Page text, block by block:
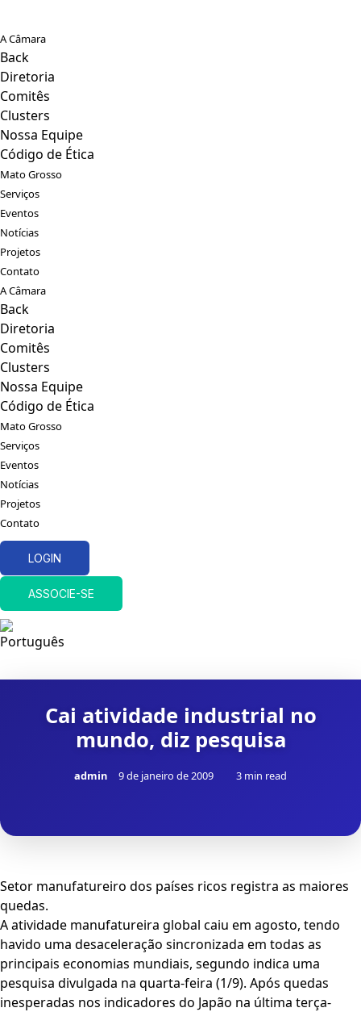
A Câmara
Back
Diretoria
Comitês
Clusters
Nossa Equipe
Código de Ética
Mato Grosso
Serviços
Eventos
Notícias
Projetos
Contato
A Câmara
Back
Diretoria
Comitês
Clusters
Nossa Equipe
Código de Ética
Mato Grosso
Serviços
Eventos
Notícias
Projetos
Contato
LOGIN
ASSOCIE-SE
Cai atividade industrial no
mundo, diz pesquisa
admin 9 de janeiro de 2009 3 min read
Setor manufatureiro dos países ricos registra as maiores
quedas.
A atividade manufatureira global caiu em agosto, tendo
havido uma desaceleração sincronizada em todas as
principais economias mundiais, segundo indica uma
pesquisa divulgada na quarta-feira (1/9). Após quedas
inesperadas nos indicadores do Japão na última terça-